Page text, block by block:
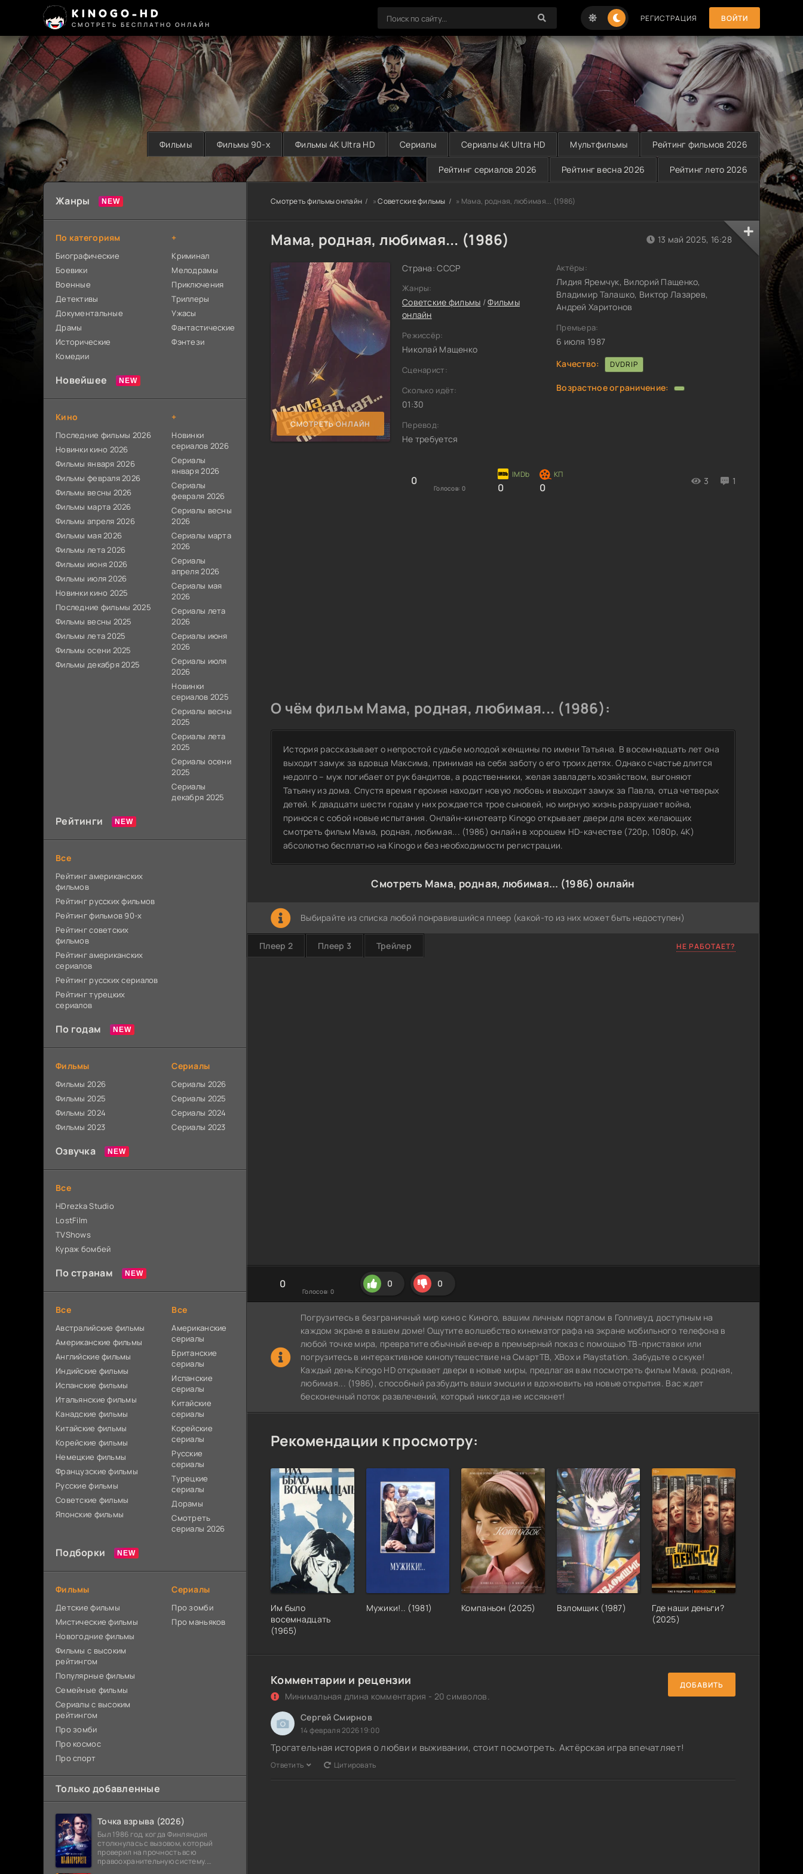
KINOGO-HD
СМОТРЕТЬ БЕСПЛАТНО ОНЛАЙН
РЕГИСТРАЦИЯ ВОЙТИ
Фильмы Фильмы 90-х Фильмы 4K Ultra HD Сериалы Сериалы 4K Ultra HD Мультфильмы Рейтинг фильмов 2026
Рейтинг сериалов 2026 Рейтинг весна 2026 Рейтинг лето 2026
Смотреть фильмы онлайн »Советские фильмы » Мама, родная, любимая... (1986)
Мама, родная, любимая... (1986)
СМОТРЕТЬ ОНЛАЙН
Страна: СССР
Жанры:
Советские фильмы /Фильмы
онлайн
Режиссёр:
Николай Мащенко
Сценарист:
Сколько идёт:
01:30
Перевод:
Не требуется
0
Голосов: 0 0 0
3 1
13 май 2025, 16:28
Актёры:
Лидия Яремчук, Вилорий Пащенко,
Владимир Талашко, Виктор Лазарев,
Андрей Харитонов
Премьера:
6 июля 1987
Качество:
DVDRIP
Возрастное ограничение:
О чём фильм Мама, родная, любимая... (1986):
История рассказывает о непростой судьбе молодой женщины по имени Татьяна. В восемнадцать лет она
выходит замуж за вдовца Максима, принимая на себя заботу о его троих детях. Однако счастье длится
недолго – муж погибает от рук бандитов, а родственники, желая завладеть хозяйством, выгоняют
Татьяну из дома. Спустя время героиня находит новую любовь и выходит замуж за Павла, отца четверых
детей. К двадцати шести годам у них рождается трое сыновей, но мирную жизнь разрушает война,
принося с собой новые испытания. Онлайн-кинотеатр Kinogo открывает двери для всех желающих
смотреть фильм Мама, родная, любимая... (1986) онлайн в хорошем HD-качестве (720p, 1080p, 4K)
абсолютно бесплатно на Kinogo и без необходимости регистрации.
Смотреть Мама, родная, любимая... (1986) онлайн
Выбирайте из списка любой понравившийся плеер (какой-то из них может быть недоступен)
Плеер 2 Плеер 3 Трейлер НЕ РАБОТАЕТ?
0
Голосов: 0
0 0
Погрузитесь в безграничный мир кино с Киного, вашим личным порталом в Голливуд, доступным на
каждом экране в вашем доме! Ощутите волшебство кинематографа на экране мобильного телефона в
любой точке мира, превратите обычный вечер в премьерный показ с помощью ТВ-приставки или
погрузитесь в интерактивное кинопутешествие на СмартТВ, XBox и Playstation. Забудьте о скуке!
Каждый день Kinogo HD открывает двери в новые миры, предлагая вам посмотреть фильм Мама, родная,
любимая... (1986), способный разбудить ваши эмоции и вдохновить на новые открытия. Вас ждет
бесконечный поток развлечений, который никогда не иссякнет!
Рекомендации к просмотру:
Им было
восемнадцать
(1965)
Мужики!.. (1981) Компаньон (2025) Взломщик (1987)
Где наши деньги?
(2025)
Комментарии и рецензии
Минимальная длина комментария - 20 символов.
ДОБАВИТЬ
Сергей Смирнов
14 февраля 2026 19:00
Трогательная история о любви и выживании, стоит посмотреть. Актёрская игра впечатляет!
Ответить Цитировать
Жанры
По категориям
Биографические
Боевики
Военные
Детективы
Документальные
Драмы
Исторические
Комедии
+
Криминал
Мелодрамы
Приключения
Триллеры
Ужасы
Фантастические
Фэнтези
Новейшее
Кино
Последние фильмы 2026
Новинки кино 2026
Фильмы января 2026
Фильмы февраля 2026
Фильмы весны 2026
Фильмы марта 2026
Фильмы апреля 2026
Фильмы мая 2026
Фильмы лета 2026
Фильмы июня 2026
Фильмы июля 2026
Новинки кино 2025
Последние фильмы 2025
Фильмы весны 2025
Фильмы лета 2025
Фильмы осени 2025
Фильмы декабря 2025
+
Новинки
сериалов 2026
Сериалы
января 2026
Сериалы
февраля 2026
Сериалы весны
2026
Сериалы марта
2026
Сериалы
апреля 2026
Сериалы мая
2026
Сериалы лета
2026
Сериалы июня
2026
Сериалы июля
2026
Новинки
сериалов 2025
Сериалы весны
2025
Сериалы лета
2025
Сериалы осени
2025
Сериалы
декабря 2025
Рейтинги
Все
Рейтинг американских
фильмов
Рейтинг русских фильмов
Рейтинг фильмов 90-х
Рейтинг советских
фильмов
Рейтинг американских
сериалов
Рейтинг русских сериалов
Рейтинг турецких
сериалов
По годам
Фильмы
Фильмы 2026
Фильмы 2025
Фильмы 2024
Фильмы 2023
Сериалы
Сериалы 2026
Сериалы 2025
Сериалы 2024
Сериалы 2023
Озвучка
Все
HDrezka Studio
LostFilm
TVShows
Кураж бомбей
По странам
Все
Австралийские фильмы
Американские фильмы
Английские фильмы
Индийские фильмы
Испанские фильмы
Итальянские фильмы
Канадские фильмы
Китайские фильмы
Корейские фильмы
Немецкие фильмы
Французские фильмы
Русские фильмы
Советские фильмы
Японские фильмы
Все
Американские
сериалы
Британские
сериалы
Испанские
сериалы
Китайские
сериалы
Корейские
сериалы
Русские
сериалы
Турецкие
сериалы
Дорамы
Смотреть
сериалы 2026
Подборки
Фильмы
Детские фильмы
Мистические фильмы
Новогодние фильмы
Фильмы с высоким
рейтингом
Популярные фильмы
Семейные фильмы
Сериалы с высоким
рейтингом
Про зомби
Про космос
Про спорт
Сериалы
Про зомби
Про маньяков
Только добавленные
Точка взрыва (2026)
Был 1986 год, когда Финляндия
столкнулась с вызовом, который
проверил на прочность всю
правоохранительную систему.